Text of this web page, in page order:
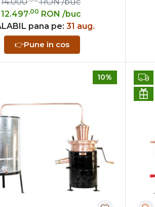
12.497,00 RON /buc
14.000 RON /buc
pana pe: 31 aug.
👉Pune in cos
10%